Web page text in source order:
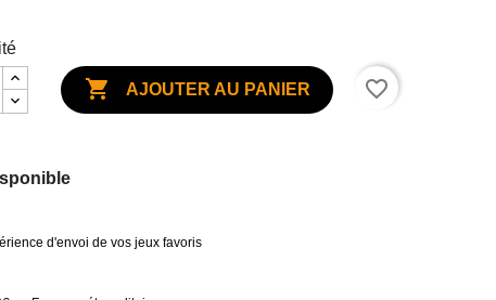
 AJOUTER AU PANIER favorite_border
d'envoi de vos jeux favoris